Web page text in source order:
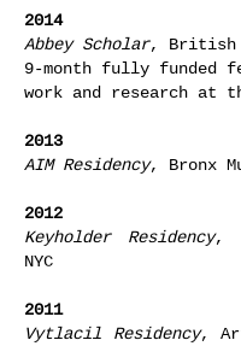
2014
Abbey Scholar, British
9-month fully funded
work and research at
2013
AIM Residency, Bronx
2012
Keyholder Residency,
NYC
2011
Vytlacil Residency,